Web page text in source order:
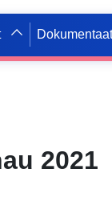
2021